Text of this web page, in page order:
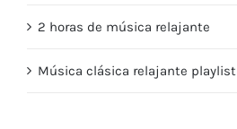
2 horas de música relajante
Música clásica relajante playlist